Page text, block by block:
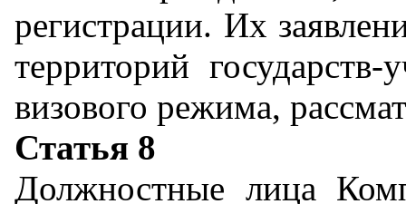
регистрации. Их
территорий
визового режима,
Статья 8
Должностные лица